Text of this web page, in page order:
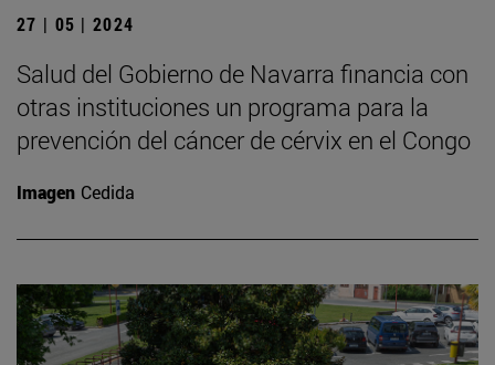
27 | 05 | 2024
Salud del Gobierno de Navarra financia con
otras instituciones un programa para la
prevención del cáncer de cérvix en el Congo
Imagen Cedida